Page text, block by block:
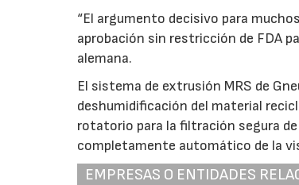
“El argumento decisivo para
aprobación sin restricción de FDA
alemana.
El sistema de extrusión MRS de
deshumidificación del material
rotatorio para la filtración segura
completamente automático de la
EMPRESAS O ENTIDADES